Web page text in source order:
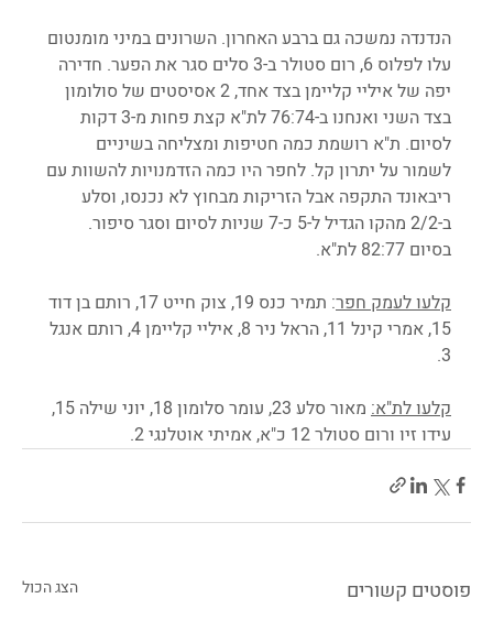
הנדנדה נמשכה גם ברבע האחרון. השרונים במיני מומנטום
עלו לפלוס 6, רום סטולר ב-3 סלים סגר את הפער. חדירה
יפה של איליי קליימן בצד אחד, 2 אסיסטים של סולומון
בצד השני ואנחנו ב-76:74 לת"א קצת פחות מ-3 דקות
לסיום. ת"א רושמת כמה חטיפות ומצליחה בשיניים
לשמור על יתרון קל. לחפר היו כמה הזדמנויות להשוות עם
ריבאונד התקפה אבל הזריקות מבחוץ לא נכנסו, וסלע
ב-2/2 מהקו הגדיל ל-5 כ-7 שניות לסיום וסגר סיפור.
בסיום 82:77 לת"א.
קלעו לעמק חפר
: תמיר כנס 19, צוק חייט 17, רותם בן דוד
15, אמרי קינל 11, הראל ניר 8, איליי קליימן 4, רותם אנגל
3.
קלעו לת"א:
מאור סלע 23, עומר סלומון 18, יוני שילה 15,
עידו זיו ורום סטולר 12 כ"א, אמיתי אוטלנגי 2.
פוסטים קשורים הצג הכול